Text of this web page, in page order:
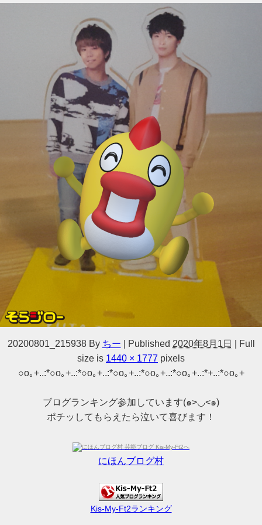
20200801_215938 By ちー Published 2020年8月1日
Full
size is 1440 × 1777 pixels
○o｡+..:*○o｡+..:*○o｡+..:*○o｡+..:*○o｡+..:*○o｡+..:*+..:*○o｡+
ブログランキング参加しています(๑>◡<๑)
ポチッしてもらえたら泣いて喜びます！
にほんブログ村
Kis-My-Ft2ランキング